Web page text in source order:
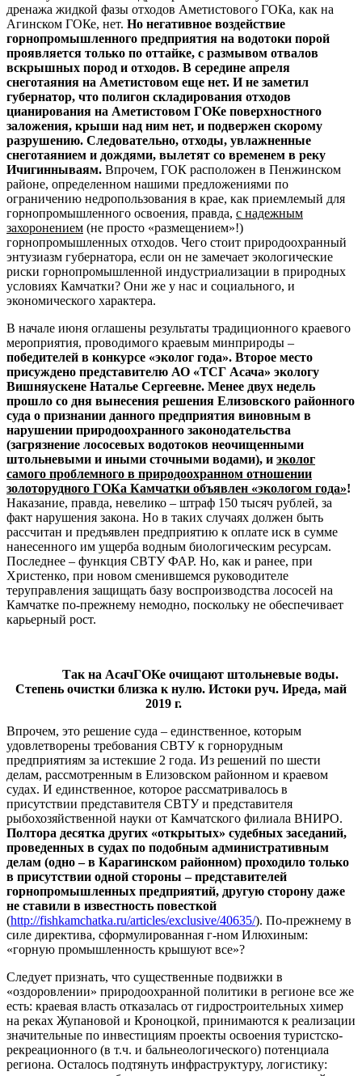
дренажа жидкой фазы отходов Аметистового ГОКа, как на
Агинском ГОКе, нет. Но негативное воздействие
горнопромышленного предприятия на водотоки порой
проявляется только по оттайке, с размывом отвалов
вскрышных пород и отходов. В середине апреля
снеготаяния на Аметистовом еще нет. И не заметил
губернатор, что полигон складирования отходов
цианирования на Аметистовом ГОКе поверхностного
заложения, крыши над ним нет, и подвержен скорому
разрушению. Следовательно, отходы, увлажненные
снеготаянием и дождями, вылетят со временем в реку
Ичигиннываям. Впрочем, ГОК расположен в Пенжинском
районе, определенном нашими предложениями по
ограничению недропользования в крае, как приемлемый для
горнопромышленного освоения, правда, с надежным
захоронением (не просто «размещением»!)
горнопромышленных отходов. Чего стоит природоохранный
энтузиазм губернатора, если он не замечает экологические
риски горнопромышленной индустриализации в природных
условиях Камчатки? Они же у нас и социального, и
экономического характера.
В начале июня оглашены результаты традиционного краевого
мероприятия, проводимого краевым минприроды –
победителей в конкурсе «эколог года». Второе место
присуждено представителю АО «ТСГ Асача» экологу
Вишняускене Наталье Сергеевне. Менее двух недель
прошло со дня вынесения решения Елизовского районного
суда о признании данного предприятия виновным в
нарушении природоохранного законодательства
(загрязнение лососевых водотоков неочищенными
штольневыми и иными сточными водами), и эколог
самого проблемного в природоохранном отношении
золоторудного ГОКа Камчатки объявлен «экологом года»!
Наказание, правда, невелико – штраф 150 тысяч рублей, за
факт нарушения закона. Но в таких случаях должен быть
рассчитан и предъявлен предприятию к оплате иск в сумме
нанесенного им ущерба водным биологическим ресурсам.
Последнее – функция СВТУ ФАР. Но, как и ранее, при
Христенко, при новом сменившемся руководителе
теруправления защищать базу воспроизводства лососей на
Камчатке по-прежнему немодно, поскольку не обеспечивает
карьерный рост.
Так на АсачГОКе очищают штольневые воды.
Степень очистки близка к нулю. Истоки руч. Иреда, май
2019 г.
Впрочем, это решение суда – единственное, которым
удовлетворены требования СВТУ к горнорудным
предприятиям за истекшие 2 года. Из решений по шести
делам, рассмотренным в Елизовском районном и краевом
судах. И единственное, которое рассматривалось в
присутствии представителя СВТУ и представителя
рыбохозяйственной науки от Камчатского филиала ВНИРО.
Полтора десятка других «открытых» судебных заседаний,
проведенных в судах по подобным административным
делам (одно – в Карагинском районном) проходило только
в присутствии одной стороны – представителей
горнопромышленных предприятий, другую сторону даже
не ставили в известность повесткой
(http://fishkamchatka.ru/articles/exclusive/40635/). По-прежнему в
силе директива, сформулированная г-ном Илюхиным:
«горную промышленность крышуют все»?
Следует признать, что существенные подвижки в
«оздоровлении» природоохранной политики в регионе все же
есть: краевая власть отказалась от гидростроительных химер
на реках Жупановой и Кроноцкой, принимаются к реализации
значительные по инвестициям проекты освоения туристско-
рекреационного (в т.ч. и бальнеологического) потенциала
региона. Осталось подтянуть инфраструктуру, логистику: